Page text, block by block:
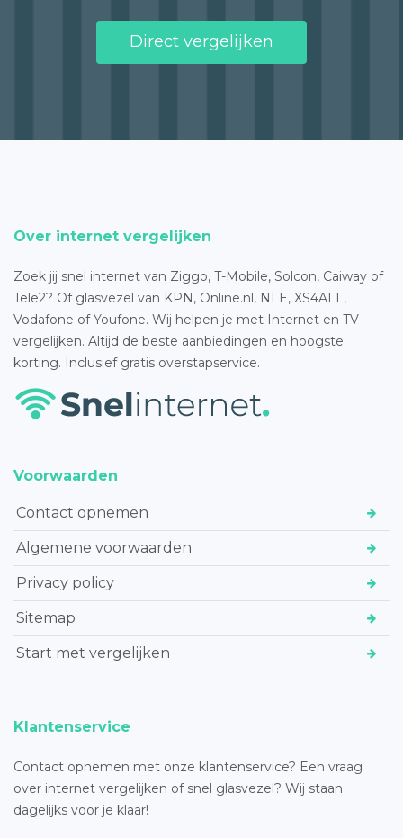
Direct vergelijken
Over internet vergelijken
Zoek jij snel internet van Ziggo, T-Mobile, Solcon, Caiway of
Tele2? Of glasvezel van KPN, Online.nl, NLE, XS4ALL,
Vodafone of Youfone. Wij helpen je met Internet en TV
vergelijken. Altijd de beste aanbiedingen en hoogste
korting. Inclusief gratis overstapservice.
Voorwaarden
Contact opnemen
Algemene voorwaarden
Privacy policy
Sitemap
Start met vergelijken
Klantenservice
Contact opnemen met onze klantenservice? Een vraag
over internet vergelijken of snel glasvezel? Wij staan
dagelijks voor je klaar!